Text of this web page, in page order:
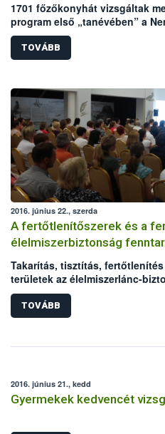
1701 főzőkonyhát vizsgáltak
program első „tanévében” a
Hivatal (NÉBIH) szakmai
szemléken a konyhák több
ugyanakkor 6%-uk elégtelenre
hibák javításához és a
TOVÁBB
2016. június 22., szerda
A fertőtlenítőszerek és a
élelmiszerbiztonság
Takarítás, tisztítás,
területek az élelmiszerlánc-
higiénia kialakítása,
minőségét befolyásolja. A
rosszul használt fertőtlenítő
Hivatal (NÉBIH) az Országos
felmerülő problémák
beavatkozásról, valamint
TOVÁBB
2016. június 21., kedd
Gyermekek kedvencét